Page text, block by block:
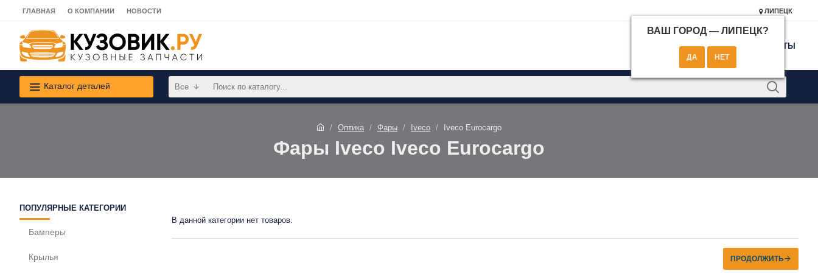
ГЛАВНАЯ О КОМПАНИИ НОВОСТИ ЛИПЕЦК
ВАШ ГОРОД — ЛИПЕЦК?
КОНТАКТЫ
Каталог деталей Все
Оптика Фары Iveco Iveco Eurocargo
Фары Iveco Iveco Eurocargo
ПОПУЛЯРНЫЕ КАТЕГОРИИ
Бамперы
Крылья
В данной категории нет товаров.
ПРОДОЛЖИТЬ